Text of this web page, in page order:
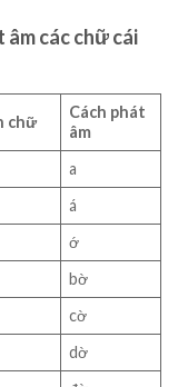
các chữ cái
chữ
Cách phát
âm
a
á
ớ
bờ
cờ
dờ